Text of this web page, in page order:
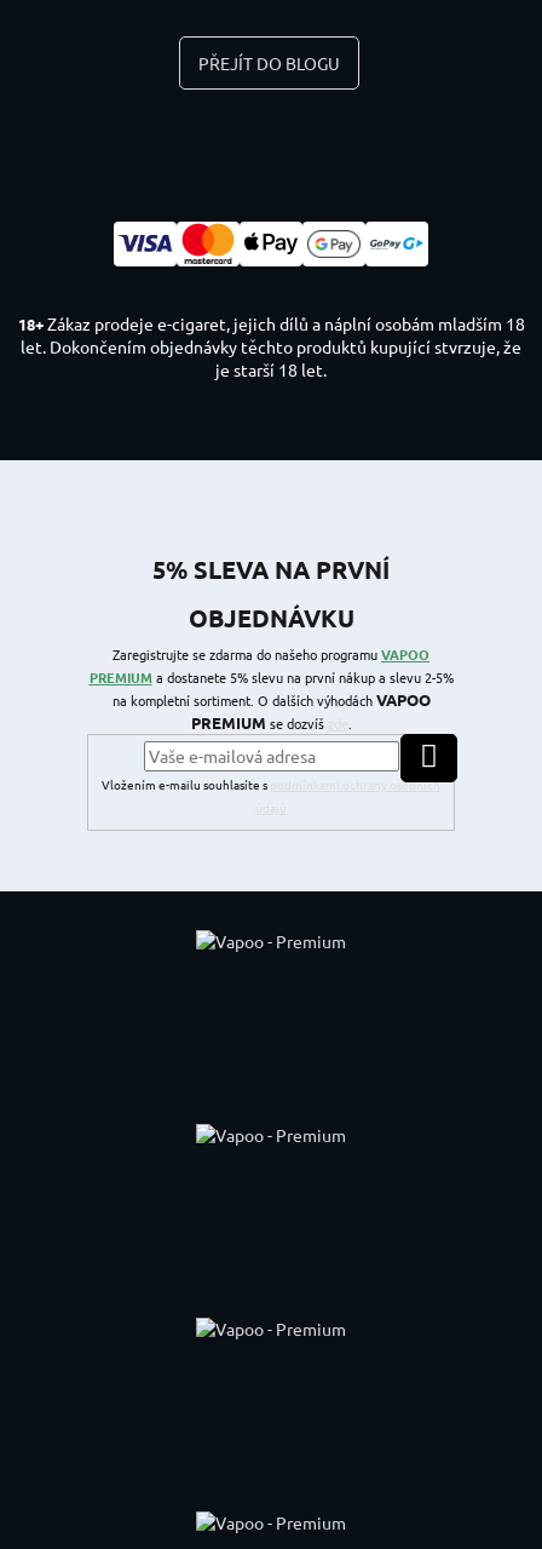
PŘEJÍT DO BLOGU
18+Zákaz prodeje e-cigaret, jejich dílů a náplní osobám mladším 18
let. Dokončením objednávky těchto produktů kupující stvrzuje, že
je starší 18 let.
5% SLEVA NA PRVNÍ
OBJEDNÁVKU
Zaregistrujte se zdarma do našeho programuVAPOO
PREMIUM a dostanete 5% slevu na první nákup a slevu 2-5%
na kompletní sortiment. O dalších výhodáchVAPOO
PREMIUM se dozvíš
Vložením e-mailu souhlasíte s
podmínkami ochrany osobních